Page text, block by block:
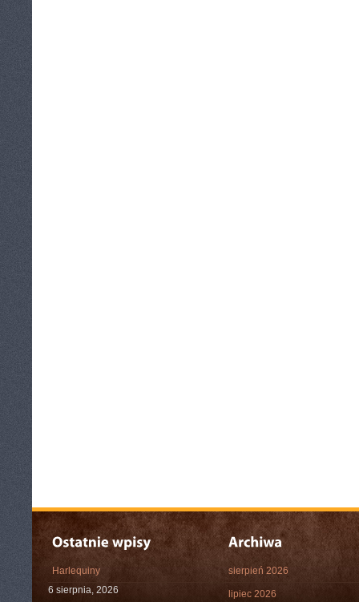
Harlequiny
6 sierpnia, 2026
sierpień 2026
lipiec 2026